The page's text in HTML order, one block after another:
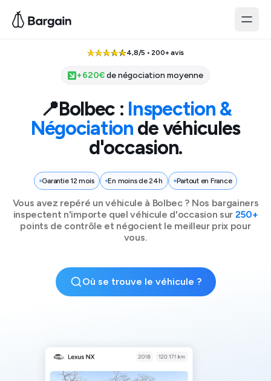
4,8/5 • 200+ avis
+620€de négociation moyenne
📍Bolbec : Inspection &
Négociation de véhicules
d'occasion.
Garantie 12 mois En moins de 24h Partout en France
Vous avez repéré un véhicule à Bolbec? Nos bargainers
inspectent n'importe quel véhicule d'occasion sur 250+
points de contrôle et négocient le meilleur prix pour
vous.
Où se trouve le véhicule ?